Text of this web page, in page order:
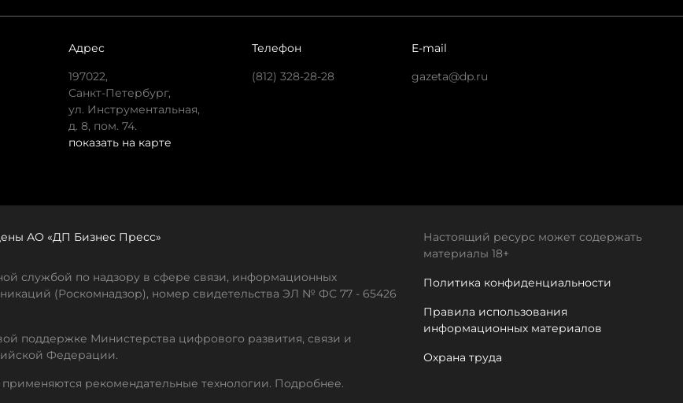
Адрес
197022,
Санкт-Петербург,
ул. Инструментальная,
д. 8, пом. 74.
показать на карте
Телефон
(812) 328-28-28
E-mail
gazeta@dp.ru
АО «ДП Бизнес Пресс»
службой по надзору в сфере связи, информационных
(Роскомнадзор), номер свидетельства ЭЛ № ФС 77 - 65426
поддержке Министерства цифрового развития, связи и
Федерации.
рекомендательные технологии. Подробнее.
Настоящий ресурс может содержать
материалы 18+
Политика конфиденциальности
Правила использования
информационных материалов
Охрана труда